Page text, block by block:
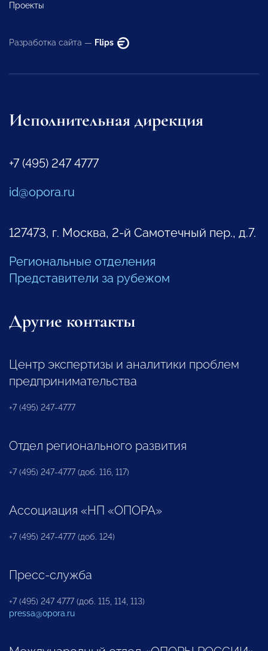
Проекты
Разработка сайта — Flips
Исполнительная дирекция
+7 (495) 247 4777
id@opora.ru
127473, г. Москва, 2-й Самотечный пер., д.7.
Региональные отделения
Представители за рубежом
Другие контакты
Центр экспертизы и аналитики проблем
предпринимательства
+7 (495) 247-4777
Отдел регионального развития
+7 (495) 247-4777 (доб. 116, 117)
Ассоциация «НП «ОПОРА»
+7 (495) 247-4777 (доб. 124)
Пресс-служба
+7 (495) 247 4777 (доб. 115, 114, 113)
pressa@opora.ru